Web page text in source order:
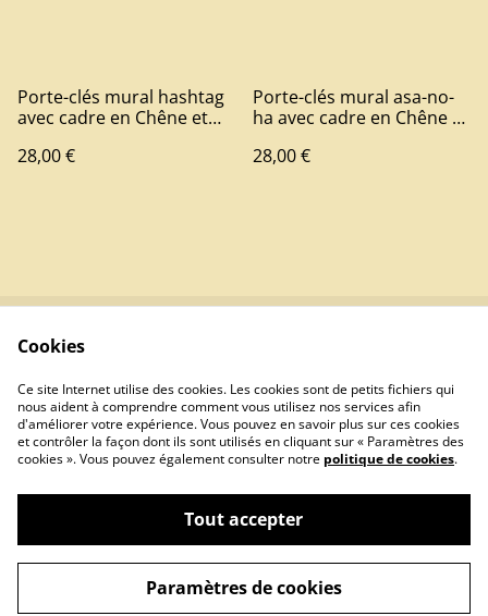
Porte-clés mural hashtag
avec cadre en Chêne et
28,00 €
Porte-clés mural asa-no-
ha avec cadre en Chêne et
28,00 €
Politique de
confidentialité
Politique de cookies
©2026L'Atelier d'Olivier
powered by
Cookies
Ce site Internet utilise des cookies. Les cookies sont de petits fichiers qui
nous aident à comprendre comment vous utilisez nos services afin
d'améliorer votre expérience. Vous pouvez en savoir plus sur ces cookies
et contrôler la façon dont ils sont utilisés en cliquant sur « Paramètres des
cookies ». Vous pouvez également consulter notre politique de cookies.
Tout accepter
Paramètres de cookies